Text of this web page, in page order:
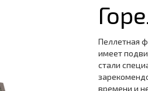
Пеллетная
имеет
стали
времени и